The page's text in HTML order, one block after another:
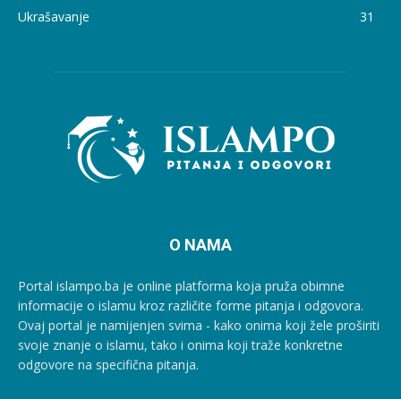
Ukrašavanje
31
O NAMA
Portal islampo.ba je online platforma koja pruža obimne
informacije o islamu kroz različite forme pitanja i odgovora.
Ovaj portal je namijenjen svima - kako onima koji žele proširiti
svoje znanje o islamu, tako i onima koji traže konkretne
odgovore na specifična pitanja.